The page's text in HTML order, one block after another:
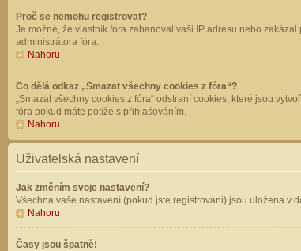
Proč se nemohu registrovat?
Je možné, že vlastník fóra zabanoval vaši IP adresu nebo
administrátora fóra.
Nahoru
Co dělá odkaz „Smazat všechny cookies z fóra“?
„Smazat všechny cookies z fóra“ odstraní cookies, které jsou
fóra pokud máte potíže s přihlašováním.
Nahoru
Uživatelská nastavení
Jak změním svoje nastavení?
Všechna vaše nastavení (pokud jste registrováni) jsou uložena v
Nahoru
Časy jsou špatně!